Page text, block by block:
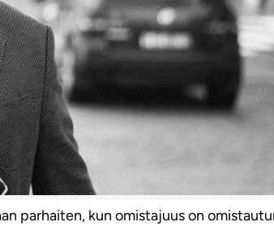
parhaiten, kun omistajuus on